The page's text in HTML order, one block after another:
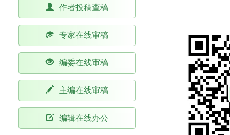
作者投稿查稿
专家在线审稿
编委在线审稿
主编在线审稿
编辑在线办公